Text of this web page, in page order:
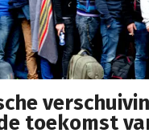
toekomst